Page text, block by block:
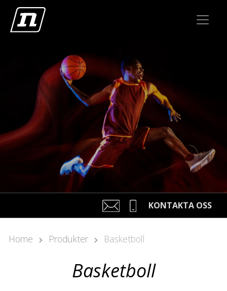
KONTAKTA OSS
Pär Olofsson
Country Manager Sweden
+46 702023739
Home Produkter Basketboll
Basketboll